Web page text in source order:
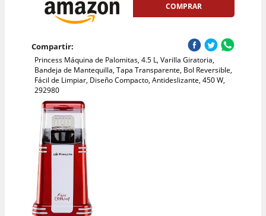
COMPRAR
Compartir:
Princess Máquina de Palomitas, 4.5 L, Varilla Giratoria,
Bandeja de Mantequilla, Tapa Transparente, Bol Reversible,
Fácil de Limpiar, Diseño Compacto, Antideslizante, 450 W,
292980